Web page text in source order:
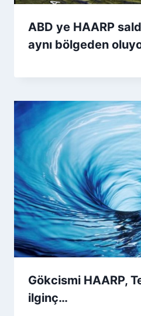
ABD ye HAARP
aynı bölgeden
Gökcismi HAARP,
ilginç…